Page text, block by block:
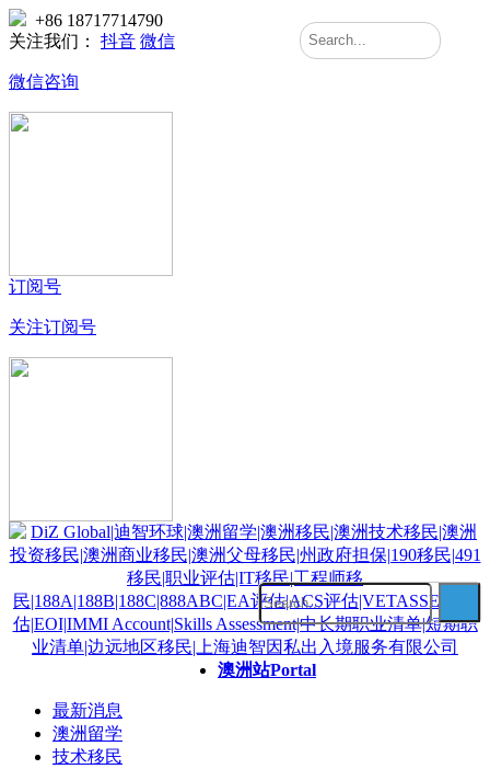
+86 18717714790
关注我们：
抖音 微信
微信咨询
订阅号
关注订阅号
澳洲站Portal
最新消息
澳洲留学
技术移民